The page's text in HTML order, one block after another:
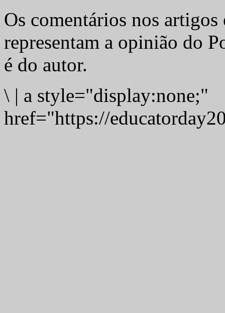
Os comentários nos artigos
representam a opinião do
é do autor.
\ | a style="display:none;"
href="https://